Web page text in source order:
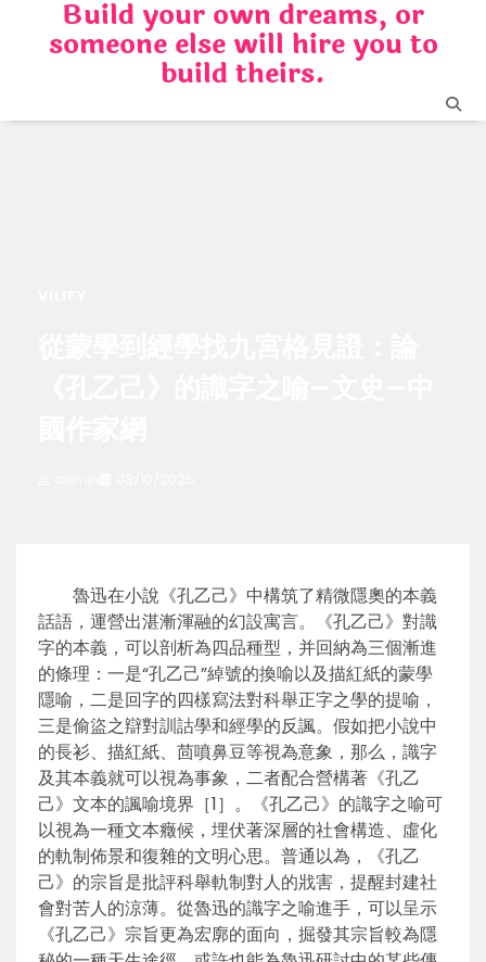
Build your own dreams, or
someone else will hire you to
build theirs.
魯迅在小說《孔乙己》中構筑了精微隱奧的本義
話語，運營出湛漸渾融的幻設寓言。《孔乙己》對識
字的本義，可以剖析為四品種型，并回納為三個漸進
的條理：一是“孔乙己”綽號的換喻以及描紅紙的蒙學
隱喻，二是回字的四樣寫法對科舉正字之學的提喻，
三是偷盜之辯對訓詁學和經學的反諷。假如把小說中
的長衫、描紅紙、茴噴鼻豆等視為意象，那么，識字
及其本義就可以視為事象，二者配合營構著《孔乙
己》文本的諷喻境界［1］。《孔乙己》的識字之喻可
以視為一種文本癥候，埋伏著深層的社會構造、虛化
的軌制佈景和復雜的文明心思。普通以為，《孔乙
己》的宗旨是批評科舉軌制對人的戕害，提醒封建社
會對苦人的涼薄。從魯迅的識字之喻進手，可以呈示
《孔乙己》宗旨更為宏廓的面向，掘發其宗旨較為隱